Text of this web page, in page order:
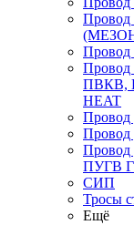
Провод
Провод
ПВКВ,
HEAT
Провод
ПУГВ
СИП
Тросы
Ещё